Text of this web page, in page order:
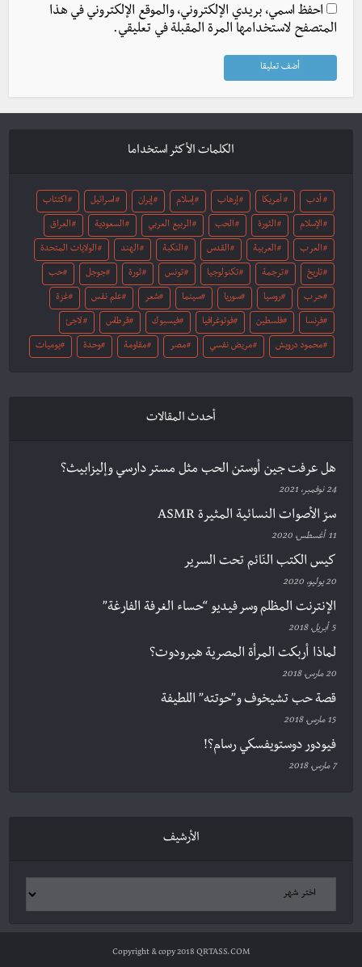
احفظ اسمي، بريدي الإلكتروني، والموقع الإلكتروني في هذا
المتصفح لاستخدامها المرة المقبلة في تعليقي.
الكلمات الأكثر استخداما
أدب أمريكا إرهاب إسلام إيران اسرائيل اكتئاب
الإسلام الثورة الحب الربيع العربي السعودية العراق
العرب العربية القدس النكبة الهند الولايات المتحدة
تاريخ ترجمة تكنولوجيا تونس ثورة جوجل حب
حرب روسيا سوريا سينما شعر علم نفس غزة
فرنسا فلسطين فوتوغرافيا فيسبوك قرطاس لاجئ
محمود درويش مريض نفسي مصر مقاومة وحدة يوميات
أحدث المقالات
هل عرفت جين أوستن الحب مثل مستر دارسي وإليزابيث؟
24 نوفمبر، 2021
سرّ الأصوات النسائية المثيرة ASMR
11 أغسطس، 2020
كيس الكتب النّائم تحت السرير
20 يوليو، 2020
الإنترنت المظلم وسر فيديو “حساء الغرفة الفارغة”
5 أبريل، 2018
لماذا أربكت المرأة المصرية هيرودوت؟
20 مارس، 2018
قصة حب تشيخوف و”حوتته” اللطيفة
15 مارس، 2018
فيودور دوستويفسكي رسام؟!
7 مارس، 2018
الأرشيف
Copyright & copy 2018 QRTASS.COM